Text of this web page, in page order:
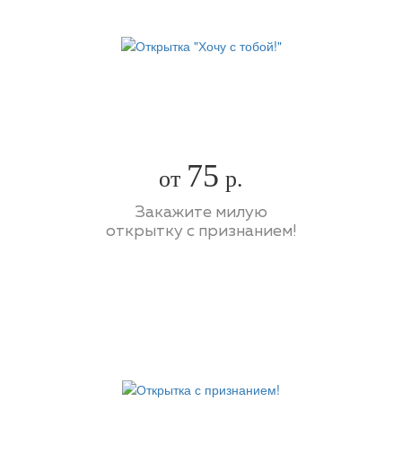
от 75 р.
Закажите милую
открытку с признанием!